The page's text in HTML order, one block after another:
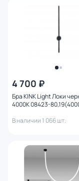
4 700 ₽
Бра KINK Light Локи
4000K 08423-
В наличии 1 066 шт.
Цвет
Материал